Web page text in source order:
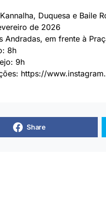
Duquesa e Baile
de 2026
Andradas, em frente à
8h
9h
https://
Share